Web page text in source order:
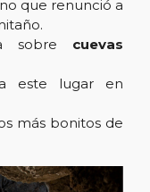
que renunció a
sobre cuevas
este lugar en
más bonitos de